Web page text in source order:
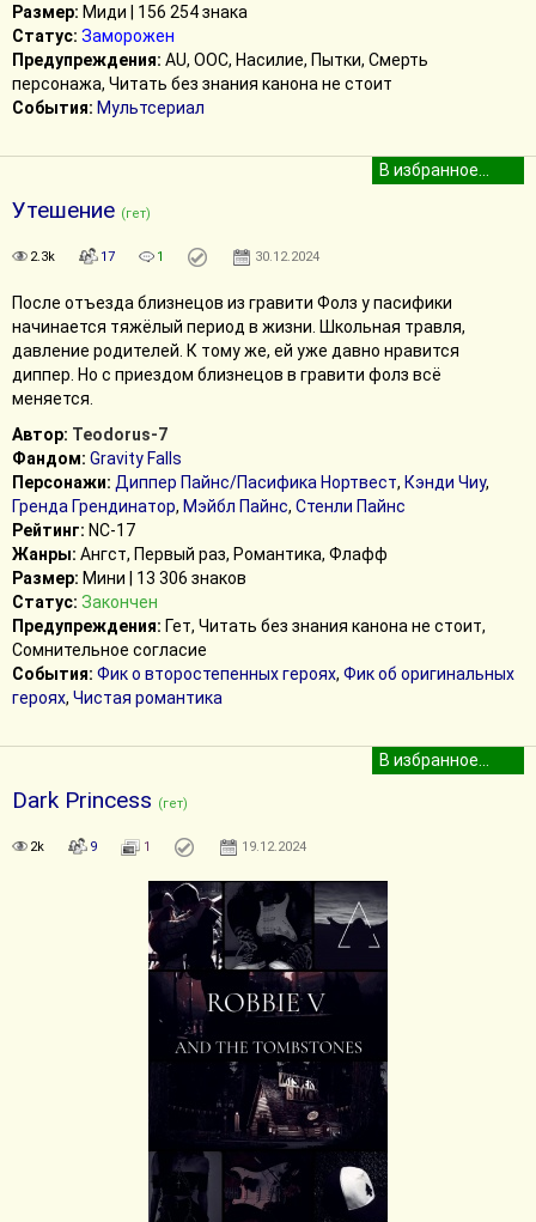
Размер: Миди | 156 254 знака
Статус: Заморожен
Предупреждения: AU, ООС, Насилие, Пытки, Смерть
персонажа, Читать без знания канона не стоит
События: Мультсериал
Утешение (гет)
2.3k 17 1 30.12.2024
После отъезда близнецов из гравити Фолз у пасифики
начинается тяжёлый период в жизни. Школьная травля,
давление родителей. К тому же, ей уже давно нравится
диппер. Но с приездом близнецов в гравити фолз всё
меняется.
Автор: Teodorus-7
Фандом: Gravity Falls
Персонажи: Диппер Пайнс/Пасифика Нортвест, Кэнди Чиу,
Гренда Грендинатор, Мэйбл Пайнс, Стенли Пайнс
Рейтинг: NC-17
Жанры: Ангст, Первый раз, Романтика, Флафф
Размер: Мини | 13 306 знаков
Статус: Закончен
Предупреждения: Гет, Читать без знания канона не стоит,
Сомнительное согласие
События: Фик о второстепенных героях, Фик об оригинальных
героях, Чистая романтика
Dark Princess (гет)
2k 9 1 19.12.2024